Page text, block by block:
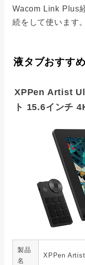
Wacom Link Plus
続をして使います。
液タブおすす
XPPen Artist
ト 15.6インチ
製品
名
XPPen